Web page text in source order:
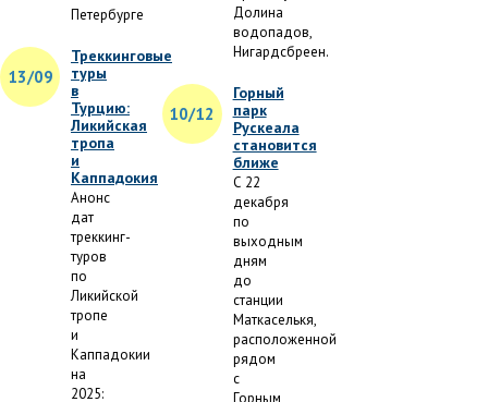
Петербурге
13/09
Треккинговые
туры
в
Турцию:
Ликийская
тропа
и
Каппадокия
Анонс
дат
треккинг-
туров
по
Ликийской
тропе
и
Каппадокии
на
2025:
Долина
водопадов,
Нигардсбреен.
10/12
Горный
парк
Рускеала
становится
ближе
С 22
декабря
по
выходным
дням
до
станции
Маткаселькя,
расположенной
рядом
с
Горным